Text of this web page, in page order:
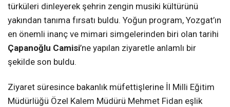
türküleri dinleyerek şehrin zengin musiki kültürünü
yakından tanıma fırsatı buldu. Yoğun program, Yozgat’ın
en önemli inanç ve mimari simgelerinden biri olan tarihi
Çapanoğlu Camisi’ne yapılan ziyaretle anlamlı bir
şekilde son buldu.
Ziyaret süresince bakanlık müfettişlerine İl Milli Eğitim
Müdürlüğü Özel Kalem Müdürü Mehmet Fidan eşlik